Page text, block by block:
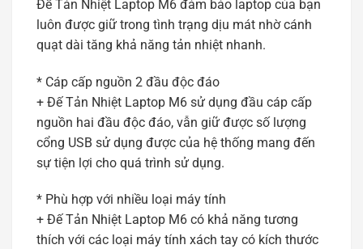
Đế Tản Nhiệt Laptop M6 đảm bảo laptop của bạn
luôn được giữ trong tình trạng dịu mát nhờ cánh
quạt dài tăng khả năng tản nhiệt nhanh.
* Cáp cấp nguồn 2 đầu độc đáo
+ Đế Tản Nhiệt Laptop M6 sử dụng đầu cáp cấp
nguồn hai đầu độc đáo, vẫn giữ được số lượng
cổng USB sử dụng được của hệ thống mang đến
sự tiện lợi cho quá trình sử dụng.
* Phù hợp với nhiều loại máy tính
+ Đế Tản Nhiệt Laptop M6 có khả năng tương
thích với các loại máy tính xách tay có kích thước